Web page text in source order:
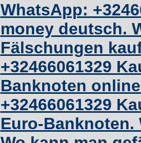
WhatsApp:
money deutsch.
Fälschungen
+32466061329
Banknoten
+32466061329
Euro-Banknoten.